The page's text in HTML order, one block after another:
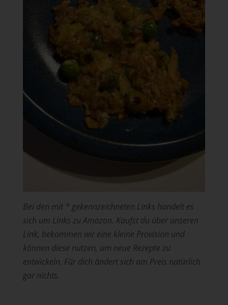
Bei den mit * gekennzeichneten Links handelt es
sich um Links zu Amazon. Kaufst du über unseren
Link, bekommen wir eine kleine Provision und
können diese nutzen, um neue Rezepte zu
entwickeln. Für dich ändert sich am Preis natürlich
gar nichts.